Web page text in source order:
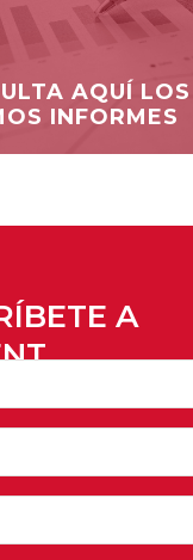
AQUÍ LOS
INFORMES
A